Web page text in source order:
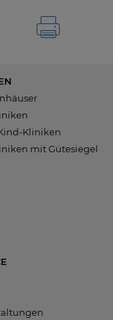
Kliniken
mit Gütesiegel